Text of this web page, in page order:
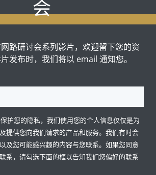
会
路研讨会系列影片，欢迎留下您的资
发布时，我们将以 email 通知您。
护您的隐私，我们使用您的个人信息仅仅是为
提供您向我们请求的产品和服务。我们有时会
及您可能感兴趣的内容与您联系。如果您同意
系，请勾选下面的框以告知我们您偏好的联系